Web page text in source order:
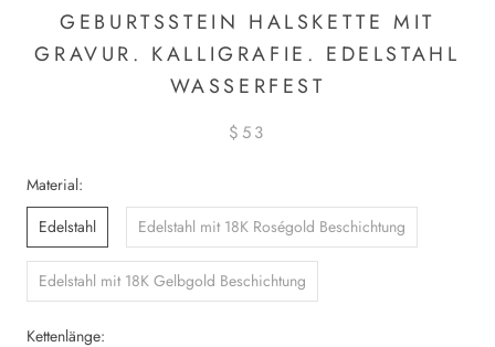
GEBURTSSTEIN HALSKETTE MIT
GRAVUR. KALLIGRAFIE. EDELSTAHL
WASSERFEST
$53
Material:
Edelstahl
Edelstahl mit 18K Roségold Beschichtung
Edelstahl mit 18K Gelbgold Beschichtung
Kettenlänge: